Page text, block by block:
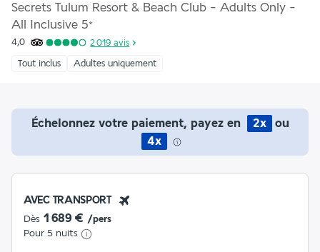
Secrets Tulum Resort & Beach Club - Adults Only -
All Inclusive 5*
4,0 2 019 avis
Tout inclus Adultes uniquement
Échelonnez votre paiement, payez en 2x
ou
4x
AVEC TRANSPORT
Dès 1 689 € /pers
Pour 5 nuits